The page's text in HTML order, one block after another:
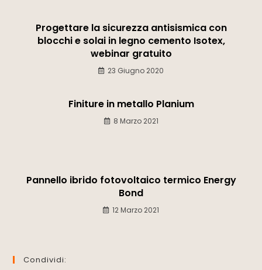
Progettare la sicurezza antisismica con
blocchi e solai in legno cemento Isotex,
webinar gratuito
23 Giugno 2020
Finiture in metallo Planium
8 Marzo 2021
Pannello ibrido fotovoltaico termico Energy
Bond
12 Marzo 2021
Condividi: